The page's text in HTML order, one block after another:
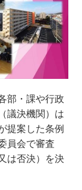
部・課や行政
議決機関）は
提案した条例
員会で審査
は否決）を決